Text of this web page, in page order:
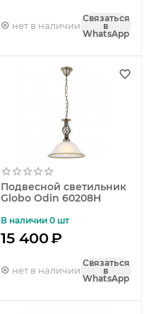
нет в наличии
Связаться
в
WhatsApp
Подвесной светильник
Globo Odin 60208H
В наличии 0 шт
15 400₽
нет в наличии
Связаться
в
WhatsApp